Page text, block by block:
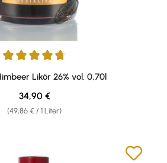
von 4.83 von 5 Sternen
Likör 26% vol. 0,70l
(49,86 € / 1 Liter)
Regulärer Preis:
34,90 €